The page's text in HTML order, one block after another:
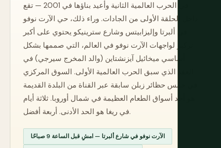
في الحرب العالمية الثانية وأعيد بناؤها في 2001 — تقع
داخل الحلقة الأولى من الجادات. وراء ذلك، حي الآرت نوفو
في ألبرتا وإليزابيتس وشارع سترينيكو يحتوي على أكبر
تركيز لواجهات الآرت نوفو في العالم، التي صممها بشكل
أساسي ميخائيل آيزنشتاين (والد المخرج سيرجي) في
العقد الذي سبق الحرب العالمية الأولى. السوق المركزي
في خمس حظائر زبلن سابقة عبر القناة من البلدة القديمة
هو أحد أسواق الطعام العظيمة في شمال أوروبا. ثلاثة أيام
في ريغا هو الحد الأدنى. أربعة أفضل.
الآرت نوفو في شارع ألبرتا — امشِ قبل الساعة 9 صباحًا